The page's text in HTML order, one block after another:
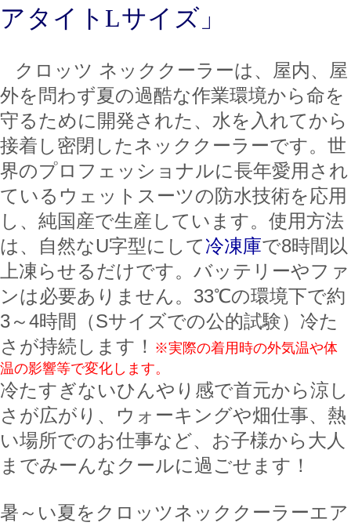
アタイトLサイズ」
クロッツ ネッククーラーは、屋内、屋
外を問わず夏の過酷な作業環境から命を
守るために開発された、水を入れてから
接着し密閉したネッククーラーです。世
界のプロフェッショナルに長年愛用され
ているウェットスーツの防水技術を応用
し、純国産で生産しています。使用方法
は、自然なU字型にして冷凍庫で8時間以
上凍らせるだけです。バッテリーやファ
ンは必要ありません。33℃の環境下で約
3～4時間
（Sサイズでの公的試験） 冷た
さが持続します！ ※実際の着用時の外気温や体
温の影響等で変化します。
冷たすぎないひんやり感で首元から涼し
さが広がり、ウォーキングや畑仕事、熱
い場所でのお仕事など、お子様から大人
までみーんなクールに過ごせます！
暑～い夏をクロッツネッククーラーエア